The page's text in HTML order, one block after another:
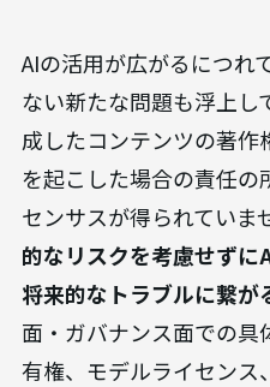
AIの活用が広がるにつれ
ない新たな問題も浮上し
成したコンテンツの著
を起こした場合の責任
センサスが得られていま
的なリスクを考慮せずに
将来的なトラブルに繋が
面・ガバナンス面での
有権、モデルライセンス